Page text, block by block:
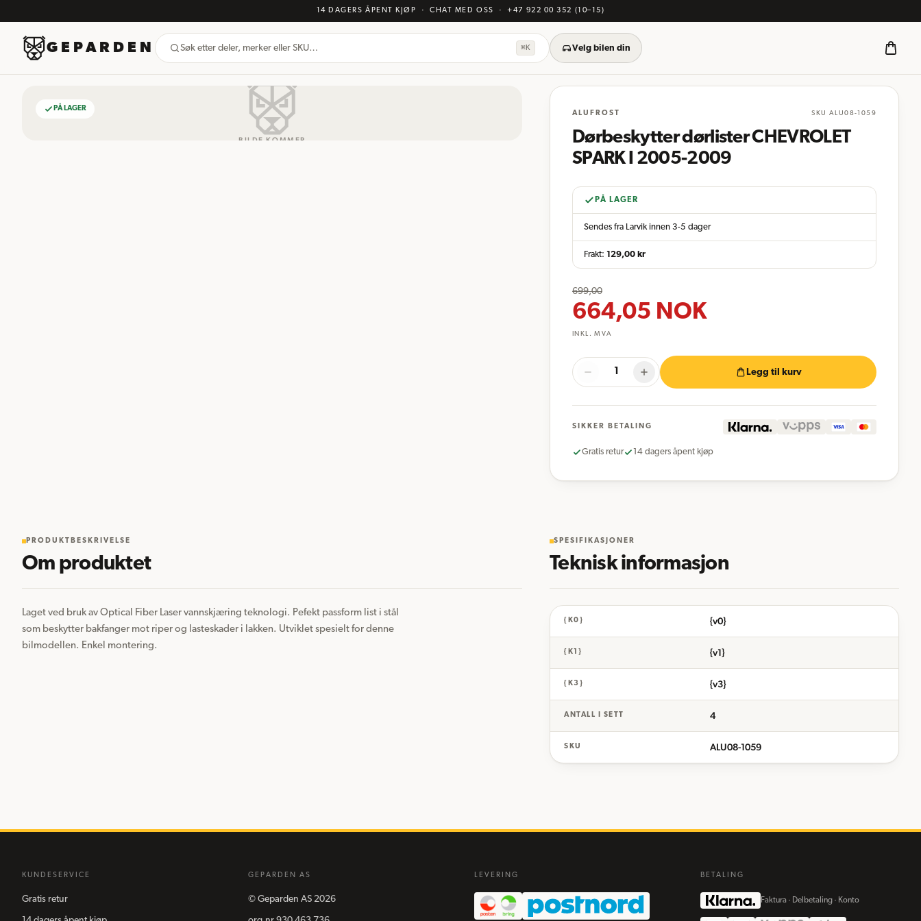
14 DAGERS ÅPENT KJØP · CHAT MED OSS ·+47 922 00 352 (10–15)
GEPARDEN Søk etter deler, merker eller SKU… ⌘K Velg bilen din
PÅ LAGER
BILDE KOMMER
ALUFROST SKU ALU08-1059
Dørbeskytter dørlister CHEVROLET
SPARK I 2005-2009
PÅ LAGER
Sendes fra Larvik innen 3-5 dager
Frakt: 129,00 kr
699,00
664,05 NOK
INKL. MVA
Legg til kurv
SIKKER BETALING
Gratis retur 14 dagers åpent kjøp
PRODUKTBESKRIVELSE
Om produktet
Laget ved bruk av Optical Fiber Laser vannskjæring teknologi. Pefekt passform list i stål
som beskytter bakfanger mot riper og lasteskader i lakken. Utviklet spesielt for denne
bilmodellen. Enkel montering.
SPESIFIKASJONER
Teknisk informasjon
{K0} {v0}
{K1} {v1}
{K3} {v3}
ANTALL I SETT 4
SKU ALU08-1059
KUNDESERVICE
Gratis retur
GEPARDEN AS
© Geparden AS 2026
LEVERING BETALING
Faktura · Delbetaling · Konto